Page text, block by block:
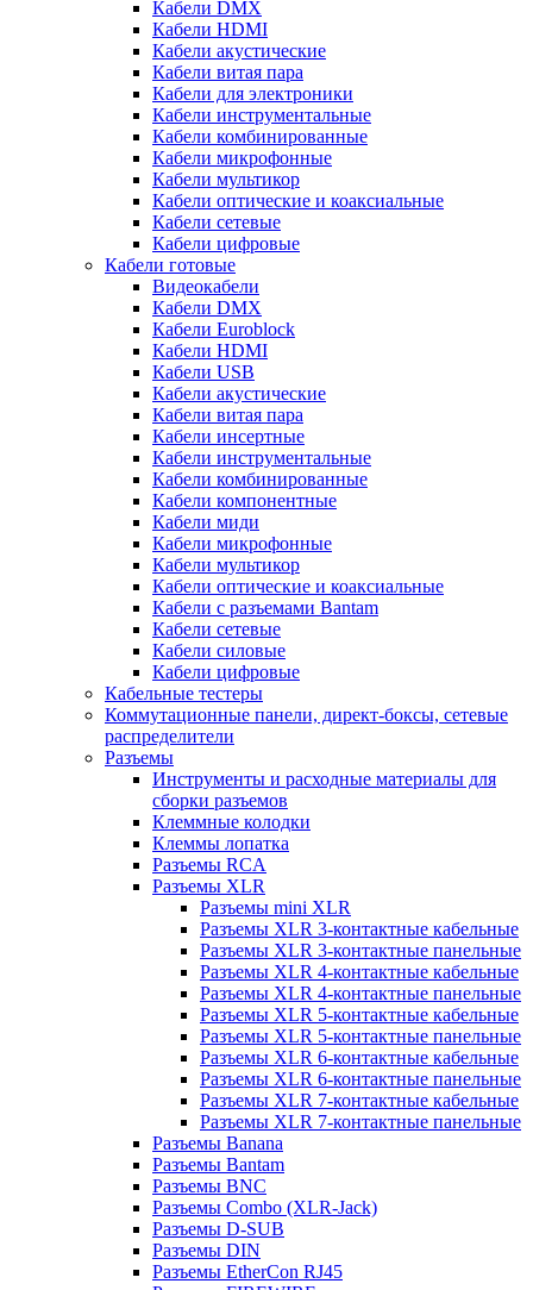
Кабели DMX
Кабели HDMI
Кабели акустические
Кабели витая пара
Кабели для электроники
Кабели инструментальные
Кабели комбинированные
Кабели микрофонные
Кабели мультикор
Кабели оптические и коаксиальные
Кабели сетевые
Кабели цифровые
Кабели готовые
Видеокабели
Кабели DMX
Кабели Euroblock
Кабели HDMI
Кабели USB
Кабели акустические
Кабели витая пара
Кабели инсертные
Кабели инструментальные
Кабели комбинированные
Кабели компонентные
Кабели миди
Кабели микрофонные
Кабели мультикор
Кабели оптические и коаксиальные
Кабели с разъемами Bantam
Кабели сетевые
Кабели силовые
Кабели цифровые
Кабельные тестеры
Коммутационные панели, директ-боксы, сетевые
распределители
Разъемы
Инструменты и расходные материалы для
сборки разъемов
Клеммные колодки
Клеммы лопатка
Разъемы RCA
Разъемы XLR
Разъемы mini XLR
Разъемы XLR 3-контактные кабельные
Разъемы XLR 3-контактные панельные
Разъемы XLR 4-контактные кабельные
Разъемы XLR 4-контактные панельные
Разъемы XLR 5-контактные кабельные
Разъемы XLR 5-контактные панельные
Разъемы XLR 6-контактные кабельные
Разъемы XLR 6-контактные панельные
Разъемы XLR 7-контактные кабельные
Разъемы XLR 7-контактные панельные
Разъемы Banana
Разъемы Bantam
Разъемы BNC
Разъемы Combo (XLR-Jack)
Разъемы D-SUB
Разъемы DIN
Разъемы EtherCon RJ45